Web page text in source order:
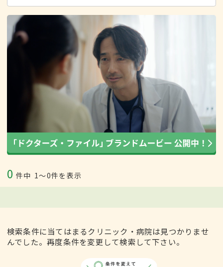
0 件中 1〜0件を表示
検索条件に当てはまるクリニック・病院は見つかりませ
んでした。再度条件を変更して検索して下さい。